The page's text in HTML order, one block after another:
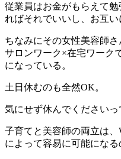
従業員はお金がもらえて
ればそれでいいし、お互い
ちなみにその女性美容師
サロンワーク×在宅ワーク
になっている。
土日休むのも全然OK。
気にせず休んでくださいっ
子育てと美容師の両立は
によって容易に可能になる